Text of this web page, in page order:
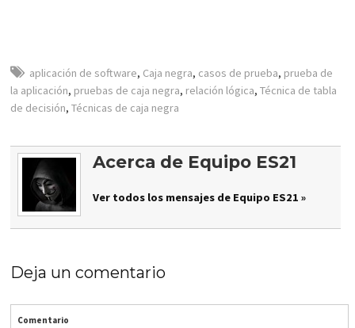
aplicación de software, Caja negra, casos de prueba, prueba de
la aplicación, pruebas de caja negra, relación lógica,Técnica de tabla
de decisión,Técnicas de caja negra
Acerca de Equipo ES21
Ver todos los mensajes de Equipo ES21 »
Deja un comentario
Comentario